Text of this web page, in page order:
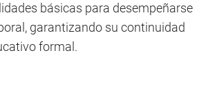
básicas para desempeñarse
garantizando su continuidad
formal.